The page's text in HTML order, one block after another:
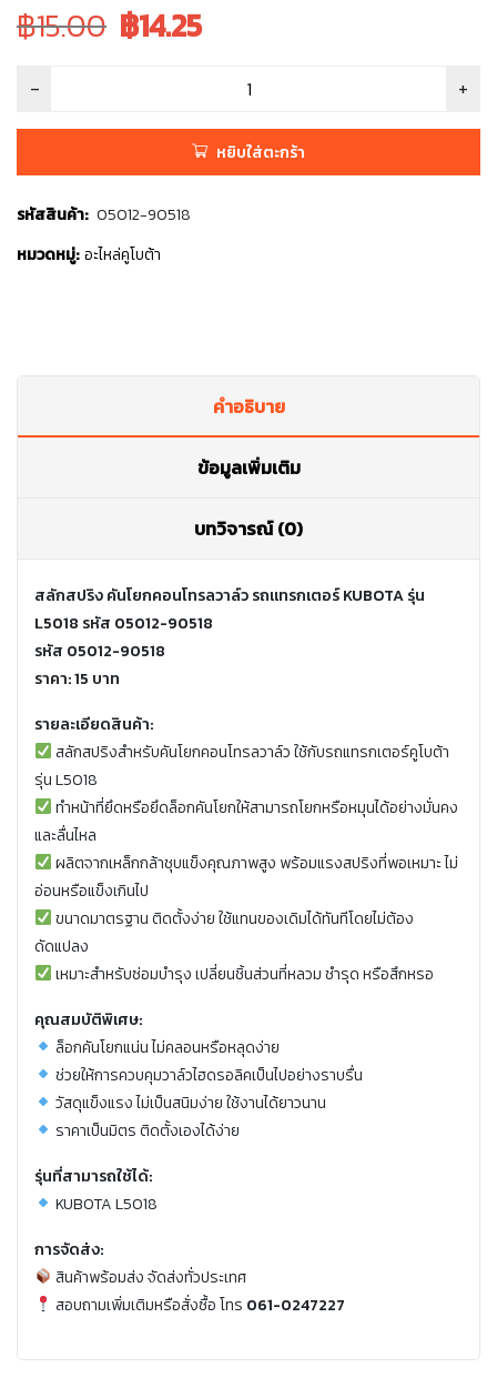
Original
price
was:
฿15.00 Current
฿14.25
หยิบใส่ตะกร้า
รหัสสินค้า: 05012-90518
หมวดหมู่: อะไหล่คูโบต้า
คำอธิบาย
ข้อมูลเพิ่มเติม
บทวิจารณ์ (0)
สลักสปริง คันโยกคอนโทรลวาล์ว รถแทรกเตอร์ KUBOTA รุ่น
L5018 รหัส 05012-90518
รหัส 05012-90518
ราคา: 15 บาท
รายละเอียดสินค้า:
สลักสปริงสำหรับคันโยกคอนโทรลวาล์ว ใช้กับรถแทรกเตอร์คูโบต้า
รุ่น L5018
ทำหน้าที่ยึดหรือยึดล็อกคันโยกให้สามารถโยกหรือหมุนได้อย่างมั่นคง
และลื่นไหล
ผลิตจากเหล็กกล้าชุบแข็งคุณภาพสูง พร้อมแรงสปริงที่พอเหมาะ ไม่
อ่อนหรือแข็งเกินไป
ขนาดมาตรฐาน ติดตั้งง่าย ใช้แทนของเดิมได้ทันทีโดยไม่ต้อง
ดัดแปลง
เหมาะสำหรับซ่อมบำรุง เปลี่ยนชิ้นส่วนที่หลวม ชำรุด หรือสึกหรอ
คุณสมบัติพิเศษ:
ล็อกคันโยกแน่น ไม่คลอนหรือหลุดง่าย
ช่วยให้การควบคุมวาล์วไฮดรอลิคเป็นไปอย่างราบรื่น
วัสดุแข็งแรง ไม่เป็นสนิมง่าย ใช้งานได้ยาวนาน
ราคาเป็นมิตร ติดตั้งเองได้ง่าย
รุ่นที่สามารถใช้ได้:
KUBOTA L5018
การจัดส่ง:
สินค้าพร้อมส่ง จัดส่งทั่วประเทศ
สอบถามเพิ่มเติมหรือสั่งซื้อ โทร 061-0247227